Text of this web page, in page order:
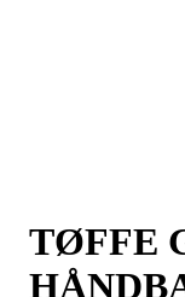
TØFFE